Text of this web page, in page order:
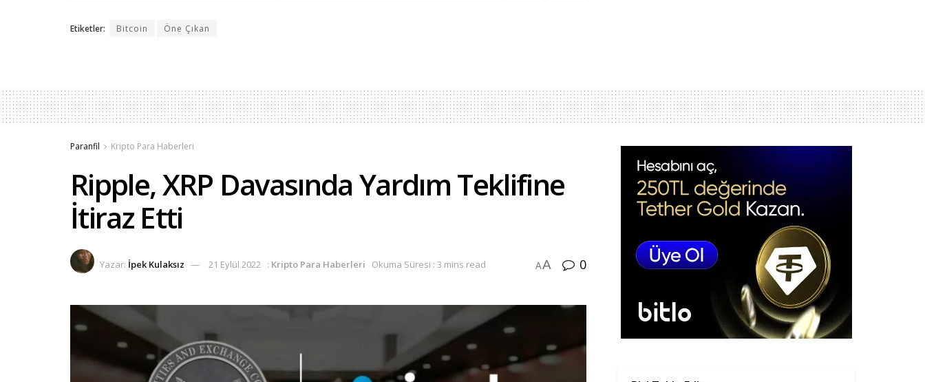
Etiketler: Bitcoin Öne Çıkan
Paranfil Kripto Para Haberleri
Ripple, XRP Davasında Yardım Teklifine
İtiraz Etti
Yazar: İpek Kulaksız 21 Eylül 2022 : Kripto Para Haberleri Okuma Süresi : 3 mins read AA 0